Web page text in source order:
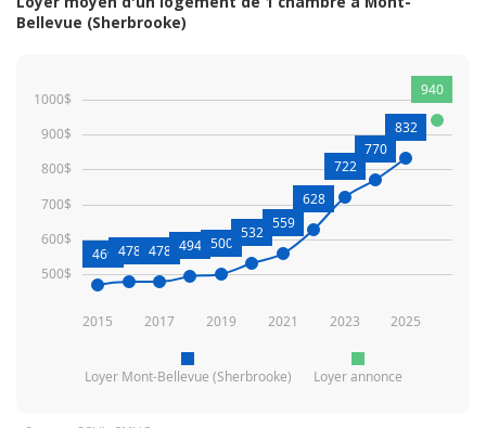
Bellevue (Sherbrooke)
Loyer Mont-Bellevue (Sherbrooke) Loyer annonce
2015 2017 2019 2021 2023 2025
500$
600$
700$
800$
900$
1000$
469 478 478 494 500
532
559
628
722
770
832
940